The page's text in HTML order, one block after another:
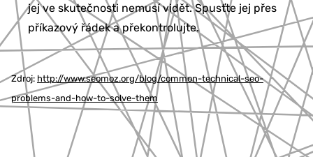
jej ve skutečnosti nemusí vidět. Spusťte jej přes
příkazový řádek a překontrolujte.
Zdroj: http://www.seomoz.org/blog/common-technical-seo-
problems-and-how-to-solve-them